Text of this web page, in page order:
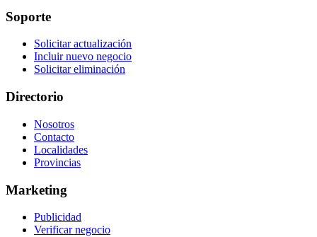
Soporte
Solicitar actualización
Incluir nuevo negocio
Solicitar eliminación
Directorio
Nosotros
Contacto
Localidades
Provincias
Marketing
Publicidad
Verificar negocio